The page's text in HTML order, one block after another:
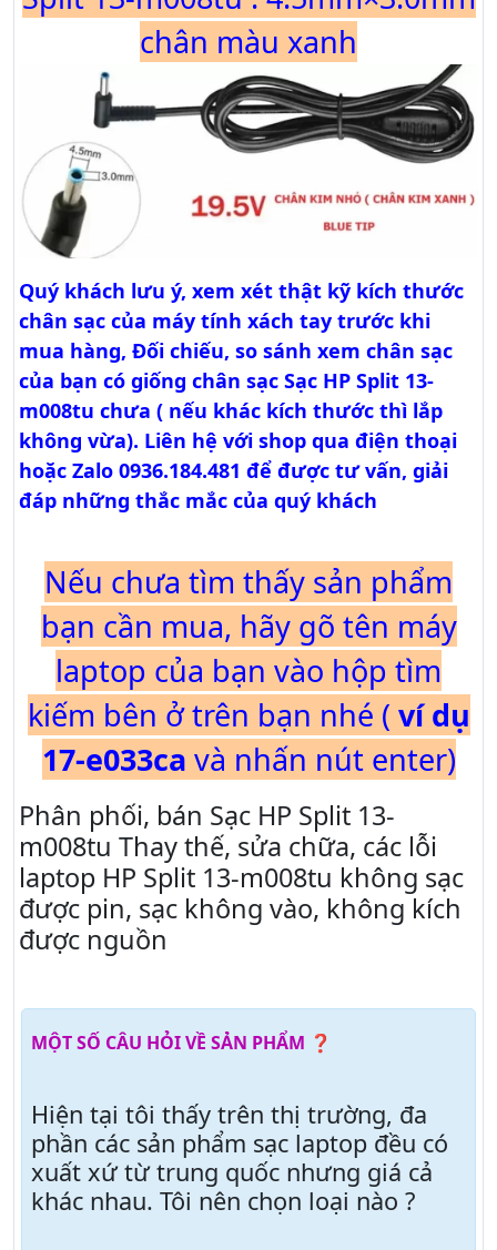
chân màu xanh
Quý khách lưu ý, xem xét thật kỹ kích thước
chân sạc của máy tính xách tay trước khi
mua hàng, Đối chiếu, so sánh xem chân sạc
của bạn có giống chân sạc Sạc HP Split 13-
m008tu chưa ( nếu khác kích thước thì lắp
không vừa). Liên hệ với shop qua điện thoại
hoặc Zalo 0936.184.481 để được tư vấn, giải
đáp những thắc mắc của quý khách
Nếu chưa tìm thấy sản phẩm
bạn cần mua, hãy gõ tên máy
laptop của bạn vào hộp tìm
kiếm bên ở trên bạn nhé ( ví dụ
17-e033ca và nhấn nút enter)
Phân phối, bán Sạc HP Split 13-
m008tu Thay thế, sửa chữa, các lỗi
laptop HP Split 13-m008tu không sạc
được pin, sạc không vào, không kích
được nguồn
MỘT SỐ CÂU HỎI VỀ SẢN PHẨM ❓
Hiện tại tôi thấy trên thị trường, đa
phần các sản phẩm sạc laptop đều có
xuất xứ từ trung quốc nhưng giá cả
khác nhau. Tôi nên chọn loại nào ?